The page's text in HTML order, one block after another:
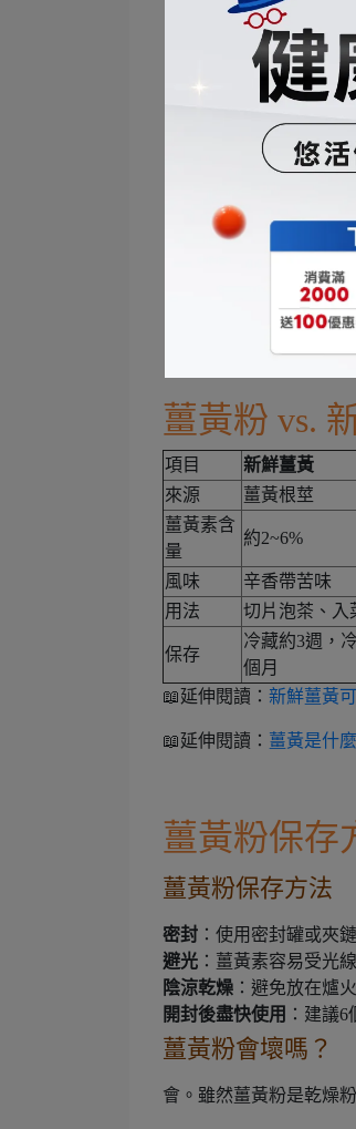
薑黃粉 vs.
項目 新鮮薑黃
來源
薑黃根莖
薑黃素含
量
約2~6%
風味
辛香帶苦味
用法
切片泡茶、入
保存
冷藏約3週，
個月
📖延伸閱讀： 新鮮薑黃
📖延伸閱讀： 薑黃是什
薑黃粉保存
薑黃粉保存方法
密封 ：使用密封罐或夾
避光 ：薑黃素容易受光
陰涼乾燥 ：避免放在爐
開封後盡快使用 ：建議
薑黃粉會壞嗎？
會。雖然薑黃粉是乾燥